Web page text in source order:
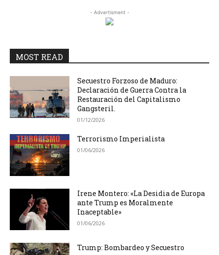
- Advertisment -
MOST READ
Secuestro Forzoso de Maduro:
Declaración de Guerra Contra la
Restauración del Capitalismo
Gangsteril.
01/12/2026
Terrorismo Imperialista
01/06/2026
Irene Montero: «La Desidia de Europa
ante Trump es Moralmente
Inaceptable»
01/06/2026
Trump: Bombardeo y Secuestro